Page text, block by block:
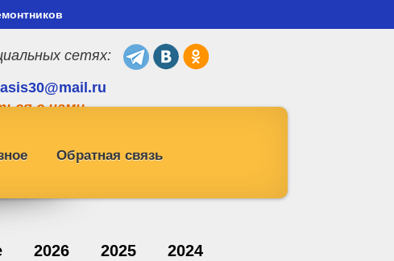
сетях:
с нами
Обратная связь
2026 2025 2024